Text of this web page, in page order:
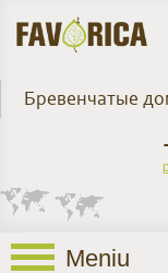
Бревенчатые
Meniu